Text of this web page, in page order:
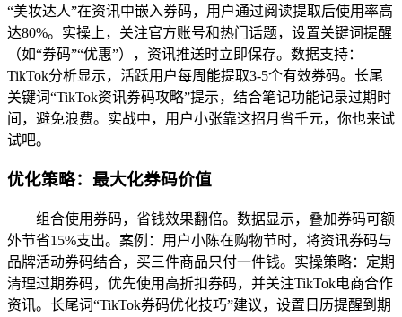
“美妆达人”在资讯中嵌入券码，用户通过阅读提取后使用率高
达80%。实操上，关注官方账号和热门话题，设置关键词提醒
（如“券码”“优惠”），资讯推送时立即保存。数据支持：
TikTok分析显示，活跃用户每周能提取3-5个有效券码。长尾
关键词“TikTok资讯券码攻略”提示，结合笔记功能记录过期时
间，避免浪费。实战中，用户小张靠这招月省千元，你也来试
试吧。
优化策略：最大化券码价值
组合使用券码，省钱效果翻倍。数据显示，叠加券码可额
外节省15%支出。案例：用户小陈在购物节时，将资讯券码与
品牌活动券码结合，买三件商品只付一件钱。实操策略：定期
清理过期券码，优先使用高折扣券码，并关注TikTok电商合作
资讯。长尾词“TikTok券码优化技巧”建议，设置日历提醒到期